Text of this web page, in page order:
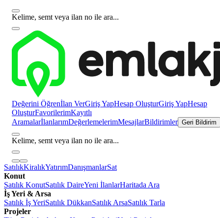
Kelime, semt veya ilan no ile ara...
Değerini Öğrenİlan VerGiriş YapHesap OluşturGiriş YapHesap
OluşturFavorilerimKayıtlı
AramalarİlanlarımDeğerlemelerimMesajlarBildirimler Geri Bildirim
Kelime, semt veya ilan no ile ara...
SatılıkKiralıkYatırımDanışmanlarSat
Konut
Satılık KonutSatılık DaireYeni İlanlarHaritada Ara
İş Yeri & Arsa
Satılık İş YeriSatılık DükkanSatılık ArsaSatılık Tarla
Projeler